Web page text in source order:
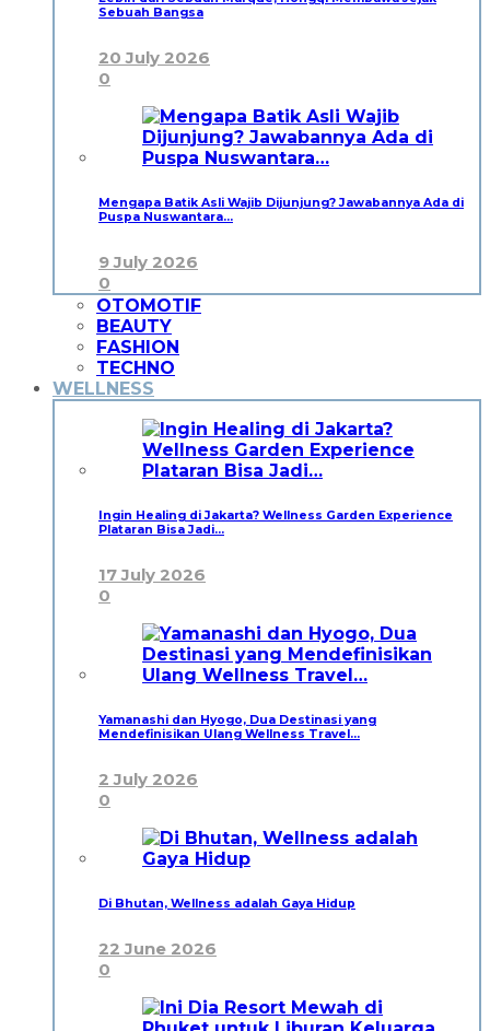
Sebuah Bangsa
20 July 2026
0
Mengapa Batik Asli Wajib Dijunjung? Jawabannya Ada di
Puspa Nuswantara…
9 July 2026
0
OTOMOTIF
BEAUTY
FASHION
TECHNO
WELLNESS
Ingin Healing di Jakarta? Wellness Garden Experience
Plataran Bisa Jadi…
17 July 2026
0
Yamanashi dan Hyogo, Dua Destinasi yang
Mendefinisikan Ulang Wellness Travel…
2 July 2026
0
Di Bhutan, Wellness adalah Gaya Hidup
22 June 2026
0